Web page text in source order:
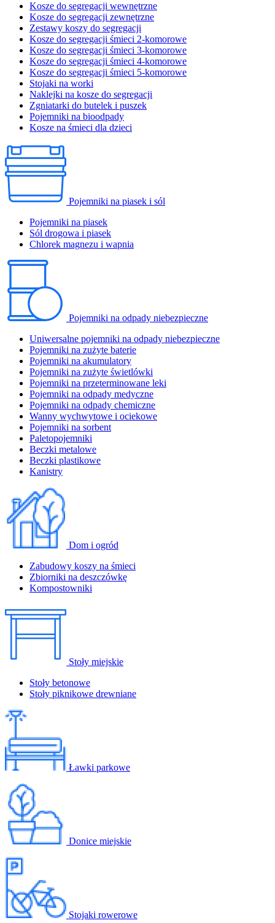
Kosze do segregacji wewnętrzne
Kosze do segregacji zewnętrzne
Zestawy koszy do segregacji
Kosze do segregacji śmieci 2-komorowe
Kosze do segregacji śmieci 3-komorowe
Kosze do segregacji śmieci 4-komorowe
Kosze do segregacji śmieci 5-komorowe
Stojaki na worki
Naklejki na kosze do segregacji
Zgniatarki do butelek i puszek
Pojemniki na bioodpady
Kosze na śmieci dla dzieci
Pojemniki na piasek i sól
Pojemniki na piasek
Sól drogowa i piasek
Chlorek magnezu i wapnia
Pojemniki na odpady niebezpieczne
Uniwersalne pojemniki na odpady niebezpieczne
Pojemniki na zużyte baterie
Pojemniki na akumulatory
Pojemniki na zużyte świetlówki
Pojemniki na przeterminowane leki
Pojemniki na odpady medyczne
Pojemniki na odpady chemiczne
Wanny wychwytowe i ociekowe
Pojemniki na sorbent
Paletopojemniki
Beczki metalowe
Beczki plastikowe
Kanistry
Dom i ogród
Zabudowy koszy na śmieci
Zbiorniki na deszczówkę
Kompostowniki
Stoły miejskie
Stoły betonowe
Stoły piknikowe drewniane
Ławki parkowe
Donice miejskie
Stojaki rowerowe